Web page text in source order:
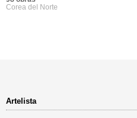
Corea del Norte
Artelista